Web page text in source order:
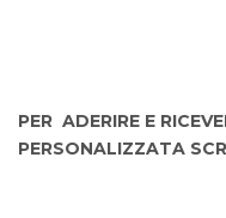
PER ADERIRE E
PERSONALIZZATA